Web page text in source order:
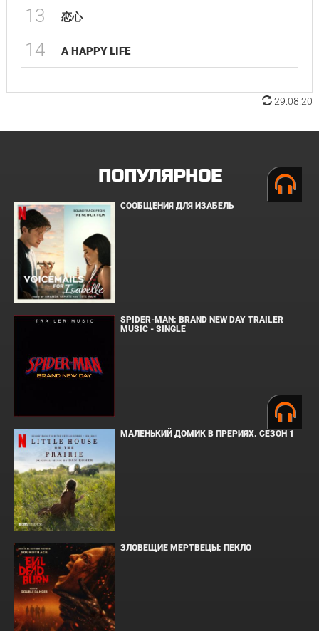
13 恋心
14 A HAPPY LIFE
29.08.20
ПОПУЛЯРНОЕ
СООБЩЕНИЯ ДЛЯ ИЗАБЕЛЬ
SPIDER-MAN: BRAND NEW DAY TRAILER
MUSIC - SINGLE
МАЛЕНЬКИЙ ДОМИК В ПРЕРИЯХ. СЕЗОН 1
ЗЛОВЕЩИЕ МЕРТВЕЦЫ: ПЕКЛО